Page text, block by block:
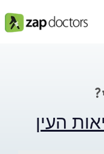
העין